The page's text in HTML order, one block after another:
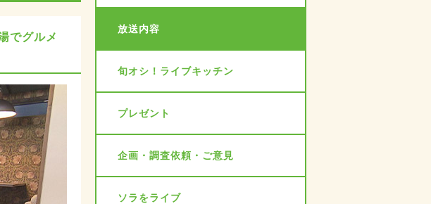
でグルメ
放送内容
旬オシ！ライブキッチン
プレゼント
企画・調査依頼・ご意見
ソラをライブ